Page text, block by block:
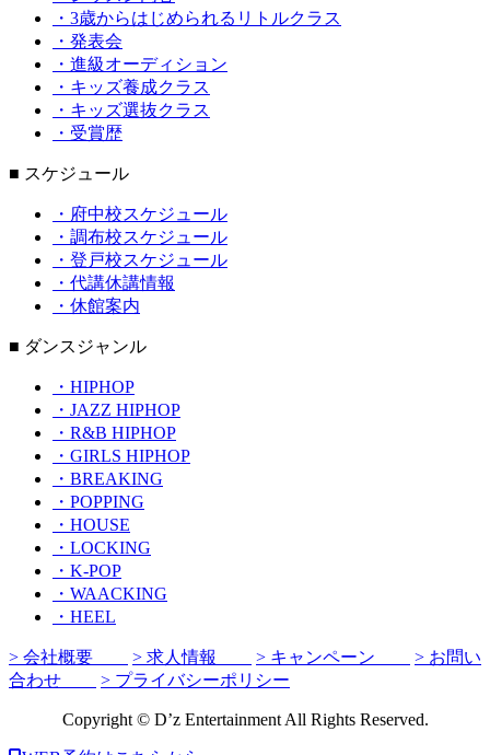
・3歳からはじめられるリトルクラス
・発表会
・進級オーディション
・キッズ養成クラス
・キッズ選抜クラス
・受賞歴
■ スケジュール
・府中校スケジュール
・調布校スケジュール
・登戸校スケジュール
・代講休講情報
・休館案内
■ ダンスジャンル
・HIPHOP
・JAZZ HIPHOP
・R&B HIPHOP
・GIRLS HIPHOP
・BREAKING
・POPPING
・HOUSE
・LOCKING
・K-POP
・WAACKING
・HEEL
> 会社概要 > 求人情報 > キャンペーン
> お問い
合わせ
> プライバシーポリシー
Copyright © D’z Entertainment All Rights Reserved.